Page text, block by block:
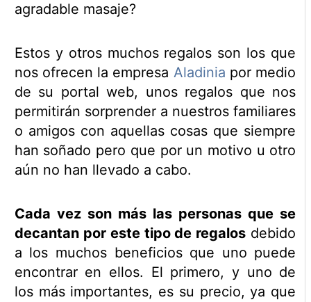
agradable masaje?
Estos y otros muchos regalos son los que
nos ofrecen la empresa Aladinia por medio
de su portal web, unos regalos que nos
permitirán sorprender a nuestros familiares
o amigos con aquellas cosas que siempre
han soñado pero que por un motivo u otro
aún no han llevado a cabo.
Cada vez son más las personas que se
decantan por este tipo de regalos debido
a los muchos beneficios que uno puede
encontrar en ellos. El primero, y uno de
los más importantes, es su precio, ya que